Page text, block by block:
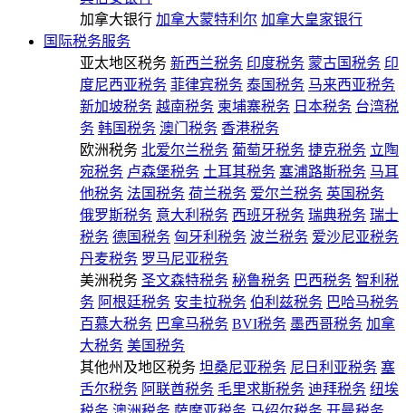
加拿大银行 加拿大蒙特利尔 加拿大皇家银行
国际税务服务
亚太地区税务 新西兰税务 印度税务 蒙古国税务 印
度尼西亚税务 菲律宾税务 泰国税务 马来西亚税务
新加坡税务 越南税务 柬埔寨税务 日本税务 台湾税
务 韩国税务 澳门税务 香港税务
欧洲税务 北爱尔兰税务 葡萄牙税务 捷克税务 立陶
宛税务 卢森堡税务 土耳其税务 塞浦路斯税务 马耳
他税务 法国税务 荷兰税务 爱尔兰税务 英国税务
俄罗斯税务 意大利税务 西班牙税务 瑞典税务 瑞士
税务 德国税务 匈牙利税务 波兰税务 爱沙尼亚税务
丹麦税务 罗马尼亚税务
美洲税务 圣文森特税务 秘鲁税务 巴西税务 智利税
务 阿根廷税务 安圭拉税务 伯利兹税务 巴哈马税务
百慕大税务 巴拿马税务 BVI税务 墨西哥税务 加拿
大税务 美国税务
其他州及地区税务 坦桑尼亚税务 尼日利亚税务 塞
舌尔税务 阿联酋税务 毛里求斯税务 迪拜税务 纽埃